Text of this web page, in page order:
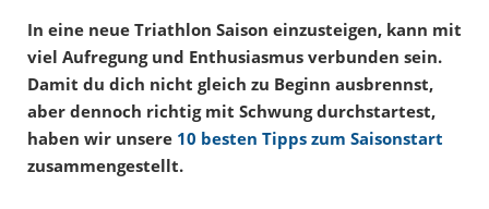
In eine neue Triathlon Saison einzusteigen, kann mit
viel Aufregung und Enthusiasmus verbunden sein.
Damit du dich nicht gleich zu Beginn ausbrennst,
aber dennoch richtig mit Schwung durchstartest,
haben wir unsere 10 besten Tipps zum Saisonstart
zusammengestellt.